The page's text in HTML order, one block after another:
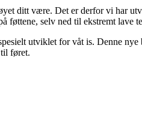
ditt være. Det er derfor vi har
selv ned til ekstremt lave
utviklet for våt is. Denne
føret.